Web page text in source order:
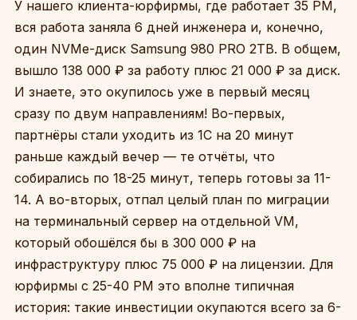
У нашего клиента-юрфирмы, где работает 35 РМ,
вся работа заняла 6 дней инженера и, конечно,
один NVMe-диск Samsung 980 PRO 2TB. В общем,
вышло 138 000 ₽ за работу плюс 21 000 ₽ за диск.
И знаете, это окупилось уже в первый месяц
сразу по двум направлениям! Во-первых,
партнёры стали уходить из 1С на 20 минут
раньше каждый вечер — те отчёты, что
собирались по 18-25 минут, теперь готовы за 11-
14. А во-вторых, отпал целый план по миграции
на терминальный сервер на отдельной VM,
который обошёлся бы в 300 000 ₽ на
инфраструктуру плюс 75 000 ₽ на лицензии. Для
юрфирмы с 25-40 РМ это вполне типичная
история: такие инвестиции окупаются всего за 6-